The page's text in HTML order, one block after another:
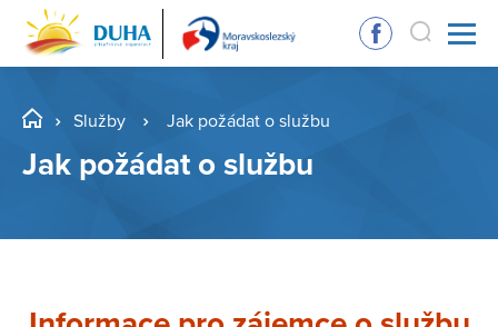
Služby Jak požádat o službu
Jak požádat o službu